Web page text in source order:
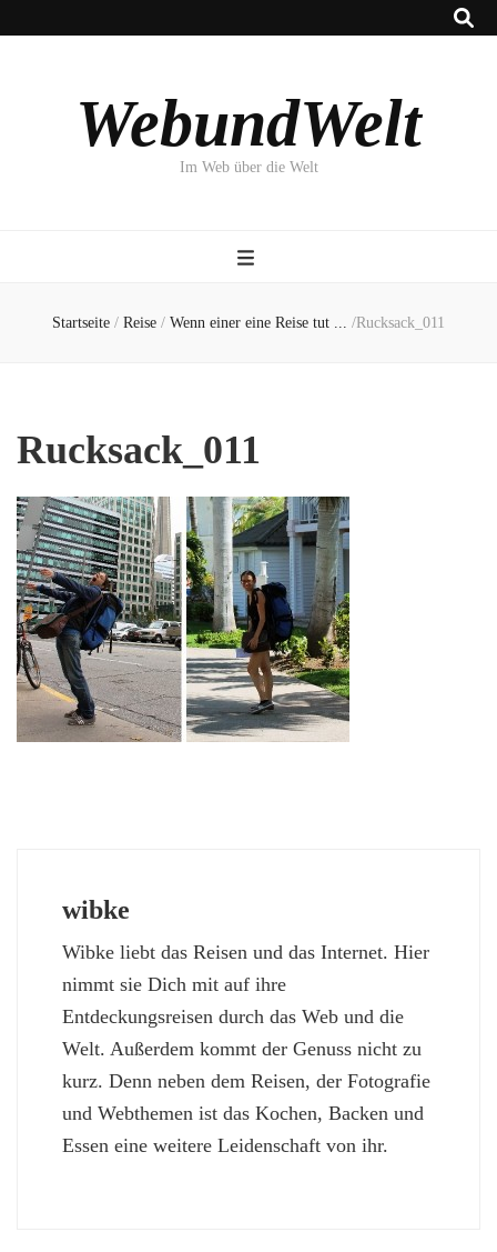
WebundWelt
Im Web über die Welt
Startseite / Reise / Wenn einer eine Reise tut ... /Rucksack_011
Rucksack_011
wibke
Wibke liebt das Reisen und das Internet. Hier
nimmt sie Dich mit auf ihre
Entdeckungsreisen durch das Web und die
Welt. Außerdem kommt der Genuss nicht zu
kurz. Denn neben dem Reisen, der Fotografie
und Webthemen ist das Kochen, Backen und
Essen eine weitere Leidenschaft von ihr.